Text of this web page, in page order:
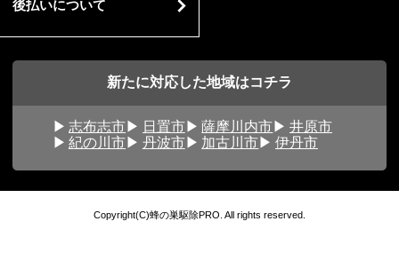
後払いについて
新たに対応した地域はコチラ
志布志市 日置市 薩摩川内市
井原市
紀の川市
丹波市 加古川市 伊丹市
Copyright(C)蜂の巣駆除PRO. All rights reserved.